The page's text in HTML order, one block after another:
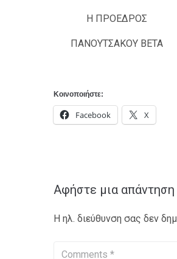
Η ΠΡΟΕΔΡΟΣ
ΠΑΝΟΥΤΣΑΚΟΥ ΒΕΤΑ
Κοινοποιήστε:
Facebook X
Αφήστε μια απάντηση
Η ηλ. διεύθυνση σας δεν